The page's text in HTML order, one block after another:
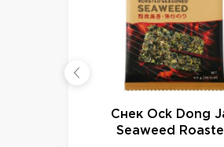
Снек Ock Dong
Seaweed